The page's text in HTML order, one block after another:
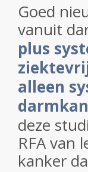
Goed
vanuit
plus
alleen
deze
RFA van
kanker